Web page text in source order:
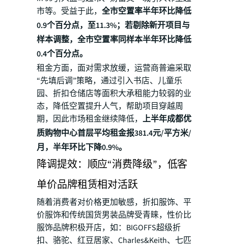
市等。受益于此， 全市空置率半年环比降低
0.9个百分点，至11.3%；若剔除新开项目与
样本调整，全市空置率同样本半年环比降低
0.4个百分点。
租金方面，面对需求放缓，运营商普遍采取
“先填后调”策略，通过引入书店、儿童乐
园、折扣仓储店等面积大承租能力较弱的业
态，降低空置提升人气，帮助项目穿越周
期，因此市场租金继续降低， 上半年成都优
质购物中心首层平均租金报381.4元/平方米/
月，半年环比下降0.9%。
降调提效：顺应“消费降级”，低客
单价品牌租赁相对活跃
随着消费者对价格更加敏感，折扣服饰、平
价服饰和传统国货男装品牌受青睐，性价比
服饰品牌积极开店，如：BIGOFFS超级折
扣、骆驼、红豆居家、Charles&Keith、七匹